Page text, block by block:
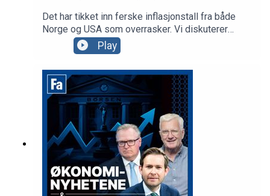
Det har tikket inn ferske inflasjonstall fra både
Norge og USA som overrasker. Vi diskuterer
hvordan dette påvirker pengepolitikken fremover
sammen med Harald Magnus Andreassen i SB1
styreleder i EAM Solar, som er på vei ut av en
årelang rettstrid i Italia, og som nå lover et annet
fokus for selskapet fremover.
Play